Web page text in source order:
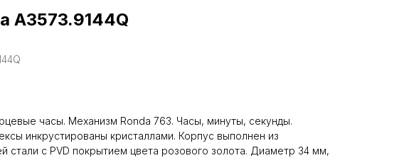
A3573.9144Q
часы. Механизм Ronda 763. Часы, минуты, секунды.
инкрустированы кристаллами. Корпус выполнен из
стали с PVD покрытием цвета розового золота. Диаметр 34 мм,